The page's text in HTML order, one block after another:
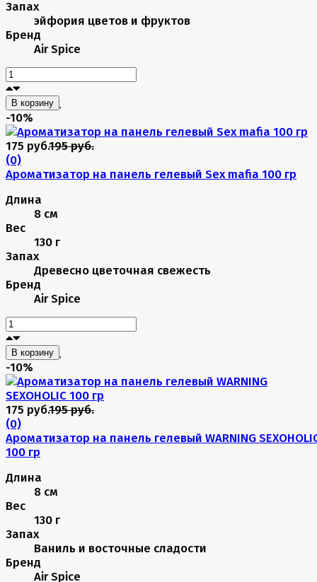
Запах
эйфория цветов и фруктов
Бренд
Air Spice
В корзину
-10%
175 руб.195 руб.
(0)
Ароматизатор на панель гелевый Sex mafia 100 гр
Длина
8 см
Вес
130 г
Запах
Древесно цветочная свежесть
Бренд
Air Spice
В корзину
-10%
175 руб.195 руб.
(0)
Ароматизатор на панель гелевый WARNING
100 гр
Длина
8 см
Вес
130 г
Запах
Ваниль и восточные сладости
Бренд
Air Spice